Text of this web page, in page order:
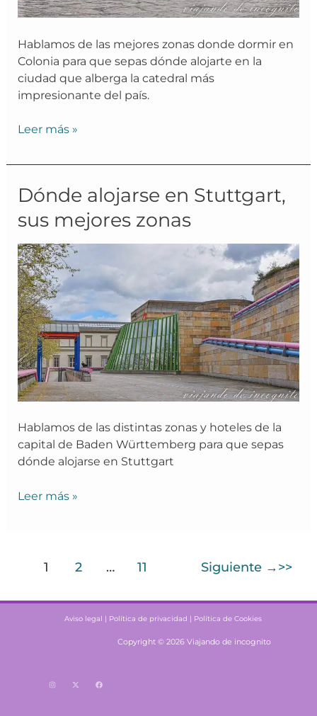
Hablamos de las mejores zonas donde dormir en
Colonia para que sepas dónde alojarte en la
ciudad que alberga la catedral más
impresionante del país.
Leer más »
Dónde alojarse en Stuttgart,
sus mejores zonas
Hablamos de las distintas zonas y hoteles de la
capital de Baden Württemberg para que sepas
dónde alojarse en Stuttgart
Dónde
en
Stuttgart,
sus
mejores
zonas
Leer más »
1 2 … 11 Siguiente →
Aviso legal | Política de privacidad | Política de Cookies
Copyright © 2026 Viajando de incognito